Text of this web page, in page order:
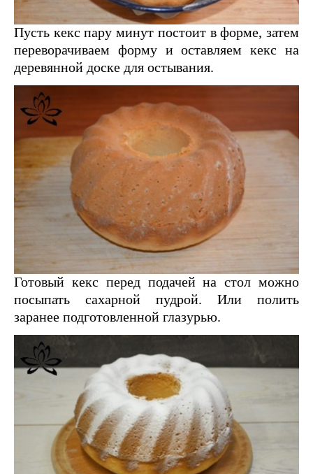
Пусть кекс пару минут постоит в форме, затем
переворачиваем форму и оставляем кекс на
деревянной доске для остывания.
Готовый кекс перед подачей на стол можно
посыпать сахарной пудрой. Или полить
заранее подготовленной глазурью.